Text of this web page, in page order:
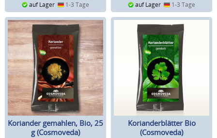
auf Lager 1-3 Tage auf Lager 1-3 Tage
Koriander gemahlen, Bio, 25
g (Cosmoveda)
Korianderblätter Bio
(Cosmoveda)